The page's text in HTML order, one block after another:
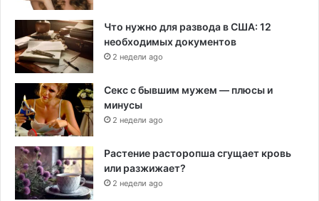
Что нужно для развода в США: 12
необходимых документов
2 недели ago
Секс с бывшим мужем — плюсы и
минусы
2 недели ago
Растение расторопша сгущает кровь
или разжижает?
2 недели ago